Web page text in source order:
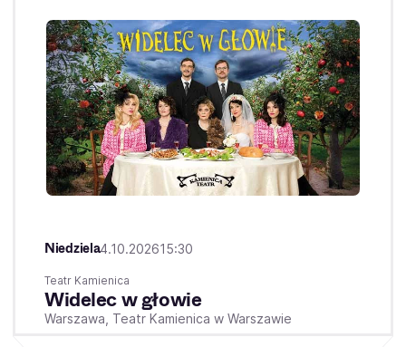
Niedziela4.10.202615:30
Teatr Kamienica
Widelec w głowie
Warszawa, Teatr Kamienica w Warszawie